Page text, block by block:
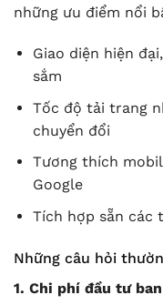
những ưu điểm nổi
Giao diện hiện
sắm
Tốc độ tải trang
chuyển đổi
Tương thích
Google
Tích hợp sẵn các
Những câu hỏi
1. Chi phí đầu tư